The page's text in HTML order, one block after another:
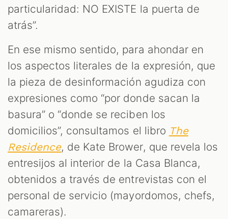
particularidad: NO EXISTE la puerta de
atrás”.
En ese mismo sentido, para ahondar en
los aspectos literales de la expresión, que
la pieza de desinformación agudiza con
expresiones como “por donde sacan la
basura” o “donde se reciben los
domicilios”, consultamos el libro The
Residence, de Kate Brower, que revela los
entresijos al interior de la Casa Blanca,
obtenidos a través de entrevistas con el
personal de servicio (mayordomos, chefs,
camareras).